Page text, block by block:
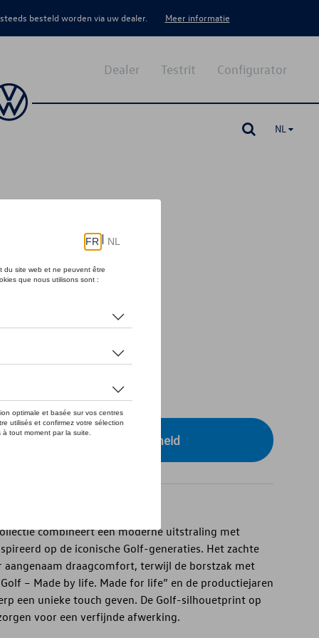
besteld worden via uw dealer. Meer informatie
Configurator
Testrit
Dealer
NL
uw dealer voor beschikbaarheid
combineert een moderne uitstraling met
op de iconische Golf-generaties. Het zachte
aangenaam draagcomfort, terwijl de borstzak met
– Made by life. Made for life” en de productiejaren
een unieke touch geven. De Golf-silhouetprint op
voor een verfijnde afwerking.